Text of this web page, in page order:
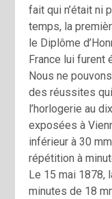
fait qui n’était ni
temps, la
le Diplôme
France lui furent
Nous ne
des réussites
l’horlogerie au
exposées à
inférieur à 30
répétition à
Le 15 mai 1878,
minutes de 18